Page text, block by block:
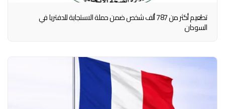
تطعيم أكثر من 787 ألف شخص ضمن حملة الاستجابة للدفتريا في
السودان